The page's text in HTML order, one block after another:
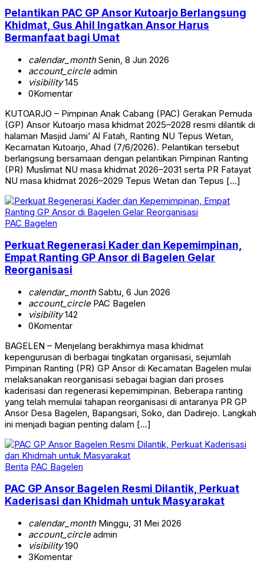
Pelantikan PAC GP Ansor Kutoarjo Berlangsung
Khidmat, Gus Ahil Ingatkan Ansor Harus
Bermanfaat bagi Umat
calendar_monthSenin, 8 Jun 2026
account_circleadmin
visibility145
0Komentar
KUTOARJO – Pimpinan Anak Cabang (PAC) Gerakan Pemuda
(GP) Ansor Kutoarjo masa khidmat 2025–2028 resmi dilantik di
halaman Masjid Jami’ Al Fatah, Ranting NU Tepus Wetan,
Kecamatan Kutoarjo, Ahad (7/6/2026). Pelantikan tersebut
berlangsung bersamaan dengan pelantikan Pimpinan Ranting
(PR) Muslimat NU masa khidmat 2026–2031 serta PR Fatayat
NU masa khidmat 2026–2029 Tepus Wetan dan Tepus […]
PAC Bagelen
Perkuat Regenerasi Kader dan Kepemimpinan,
Empat Ranting GP Ansor di Bagelen Gelar
Reorganisasi
calendar_monthSabtu, 6 Jun 2026
account_circlePAC Bagelen
visibility142
0Komentar
BAGELEN – Menjelang berakhirnya masa khidmat
kepengurusan di berbagai tingkatan organisasi, sejumlah
Pimpinan Ranting (PR) GP Ansor di Kecamatan Bagelen mulai
melaksanakan reorganisasi sebagai bagian dari proses
kaderisasi dan regenerasi kepemimpinan. Beberapa ranting
yang telah memulai tahapan reorganisasi di antaranya PR GP
Ansor Desa Bagelen, Bapangsari, Soko, dan Dadirejo. Langkah
ini menjadi bagian penting dalam […]
Berita PAC Bagelen
PAC GP Ansor Bagelen Resmi Dilantik, Perkuat
Kaderisasi dan Khidmah untuk Masyarakat
calendar_monthMinggu, 31 Mei 2026
account_circleadmin
visibility190
3Komentar